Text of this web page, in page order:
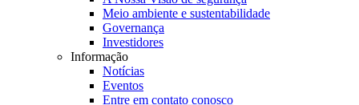
Meio ambiente e sustentabilidade
Governança
Investidores
Informação
Notícias
Eventos
Entre em contato conosco